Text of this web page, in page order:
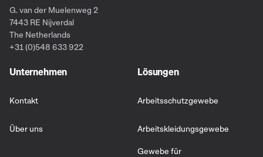
G. van der Muelenweg 2
7443 RE Nijverdal
The Netherlands
+31 (0)548 633 922
Unternehmen
Kontakt
Über uns
Lösungen
Arbeitsschutzgewebe
Arbeitskleidungsgewebe
Gewebe für